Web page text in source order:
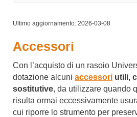
Ultimo aggiornamento: 2026-03-08
Accessori
Con l’acquisto di un rasoio
dotazione alcuni accessori utili,
sostitutive, da utilizzare quando
risulta ormai eccessivamente
cui riporre lo strumento per